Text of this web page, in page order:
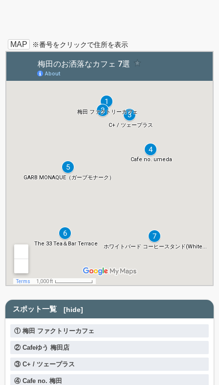
MAP ※番号をクリックで住所を表示
スポット一覧 [hide]
① 梅田 ファクトリーカフェ
② Cafeゆう 梅田店
③ C+ / ツェープラス
④ Cafe no. 梅田